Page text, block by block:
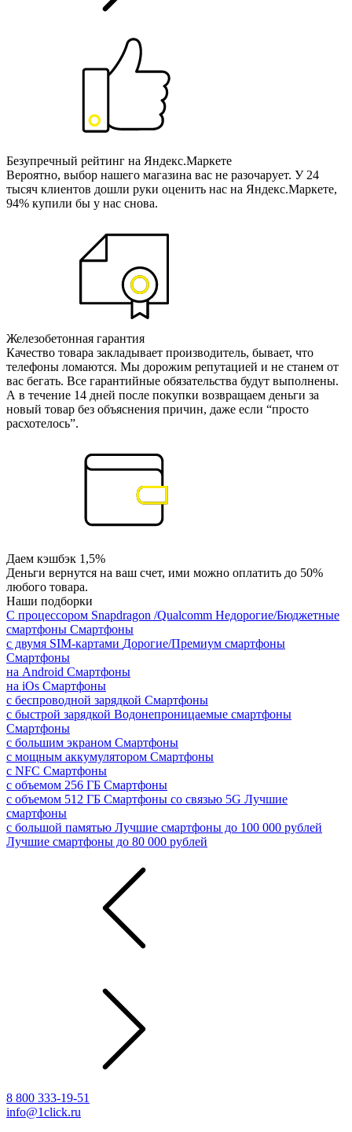
Безупречный рейтинг на Яндекс.Маркете
Вероятно, выбор нашего магазина вас не разочарует. У 24
тысяч клиентов дошли руки оценить нас на Яндекс.Маркете,
94% купили бы у нас снова.
Железобетонная гарантия
Качество товара закладывает производитель, бывает, что
телефоны ломаются. Мы дорожим репутацией и не станем от
вас бегать. Все гарантийные обязательства будут выполнены.
А в течение 14 дней после покупки возвращаем деньги за
новый товар без объяснения причин, даже если “просто
расхотелось”.
Даем кэшбэк 1,5%
Деньги вернутся на ваш счет, ими можно оплатить до 50%
любого товара.
Наши подборки
С процессором Snapdragon /Qualcomm Недорогие/Бюджетные
смартфоны Смартфоны
с двумя SIM-картами Дорогие/Премиум смартфоны
Смартфоны
на Android Смартфоны
на iOs Смартфоны
с беспроводной зарядкой Смартфоны
с быстрой зарядкой Водонепроницаемые смартфоны
Смартфоны
с большим экраном Смартфоны
с мощным аккумулятором Смартфоны
с NFC Смартфоны
с объемом 256 ГБ Смартфоны
с объемом 512 ГБ Смартфоны со связью 5G Лучшие
смартфоны
с большой памятью Лучшие смартфоны до 100 000 рублей
Лучшие смартфоны до 80 000 рублей
8 800 333-19-51
info@1click.ru